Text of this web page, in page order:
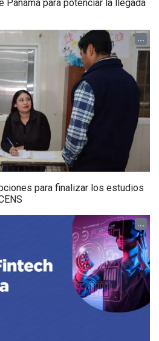
Panamá para potenciar la llegada
...
para finalizar los estudios
...